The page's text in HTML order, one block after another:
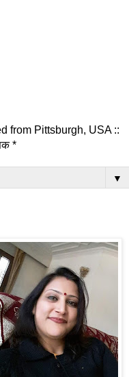
from Pittsburgh, USA ::
*
▼